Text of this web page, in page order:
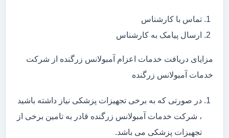
تماس با کارشناس
ارسال پیامک به کارشناس
مزایای دریافت خدمات اعزام آمبولانس زرگنده از شرکت
خدمات آمبولانس زرگنده
در صورتی که به برخی تجهیزات پزشکی نیاز داشته باشید
، شرکت خدمات آمبولانس زرگنده قادر به تامین برخی از
تجهیزات پزشکی می باشد.